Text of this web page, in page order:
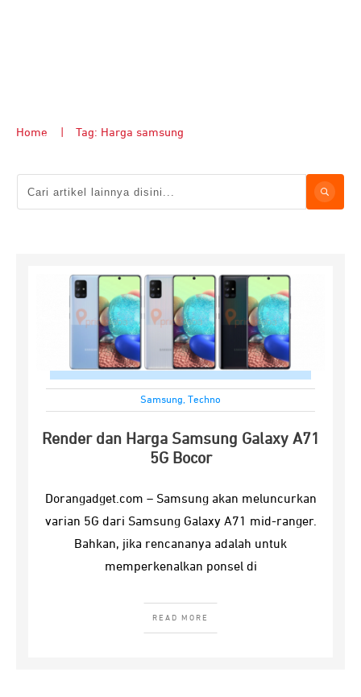
Home Tag: Harga samsung
Samsung, Techno
Render dan Harga Samsung Galaxy A71
5G Bocor
Dorangadget.com – Samsung akan meluncurkan
varian 5G dari Samsung Galaxy A71 mid-ranger.
Bahkan, jika rencananya adalah untuk
memperkenalkan ponsel di
READ MORE